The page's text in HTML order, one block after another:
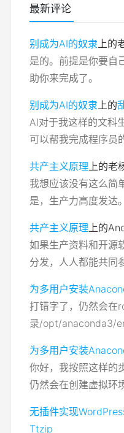
最新评论
别成为AI的奴隶 上的
是的。前提是你要自
助你来完成了。
别成为AI的奴隶 上的
AI对于我这样的文科
可以帮我完成程序员
共产主义原理 上的老
我想应该没有这么简
是，生产力高度发达
共产主义原理 上的
如果生产资料和开源
分发，人人都能共同
为多用户安装
打错字了，仍然会在
录/opt/anaconda3/
为多用户安装
你好，我按照这样的
仍然会在创建虚拟环
无插件实现
Ttzip